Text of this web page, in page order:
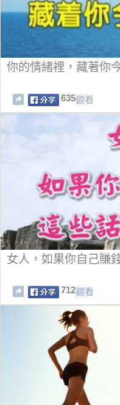
你的情緒裡，藏著你
635觀看
女人，如果你自己賺
712觀看